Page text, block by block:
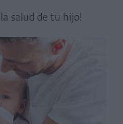
salud de tu hijo!